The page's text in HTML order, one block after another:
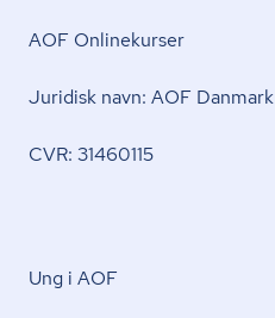
AOF Onlinekurser
Juridisk navn: AOF Danmark
CVR: 31460115
Ung i AOF